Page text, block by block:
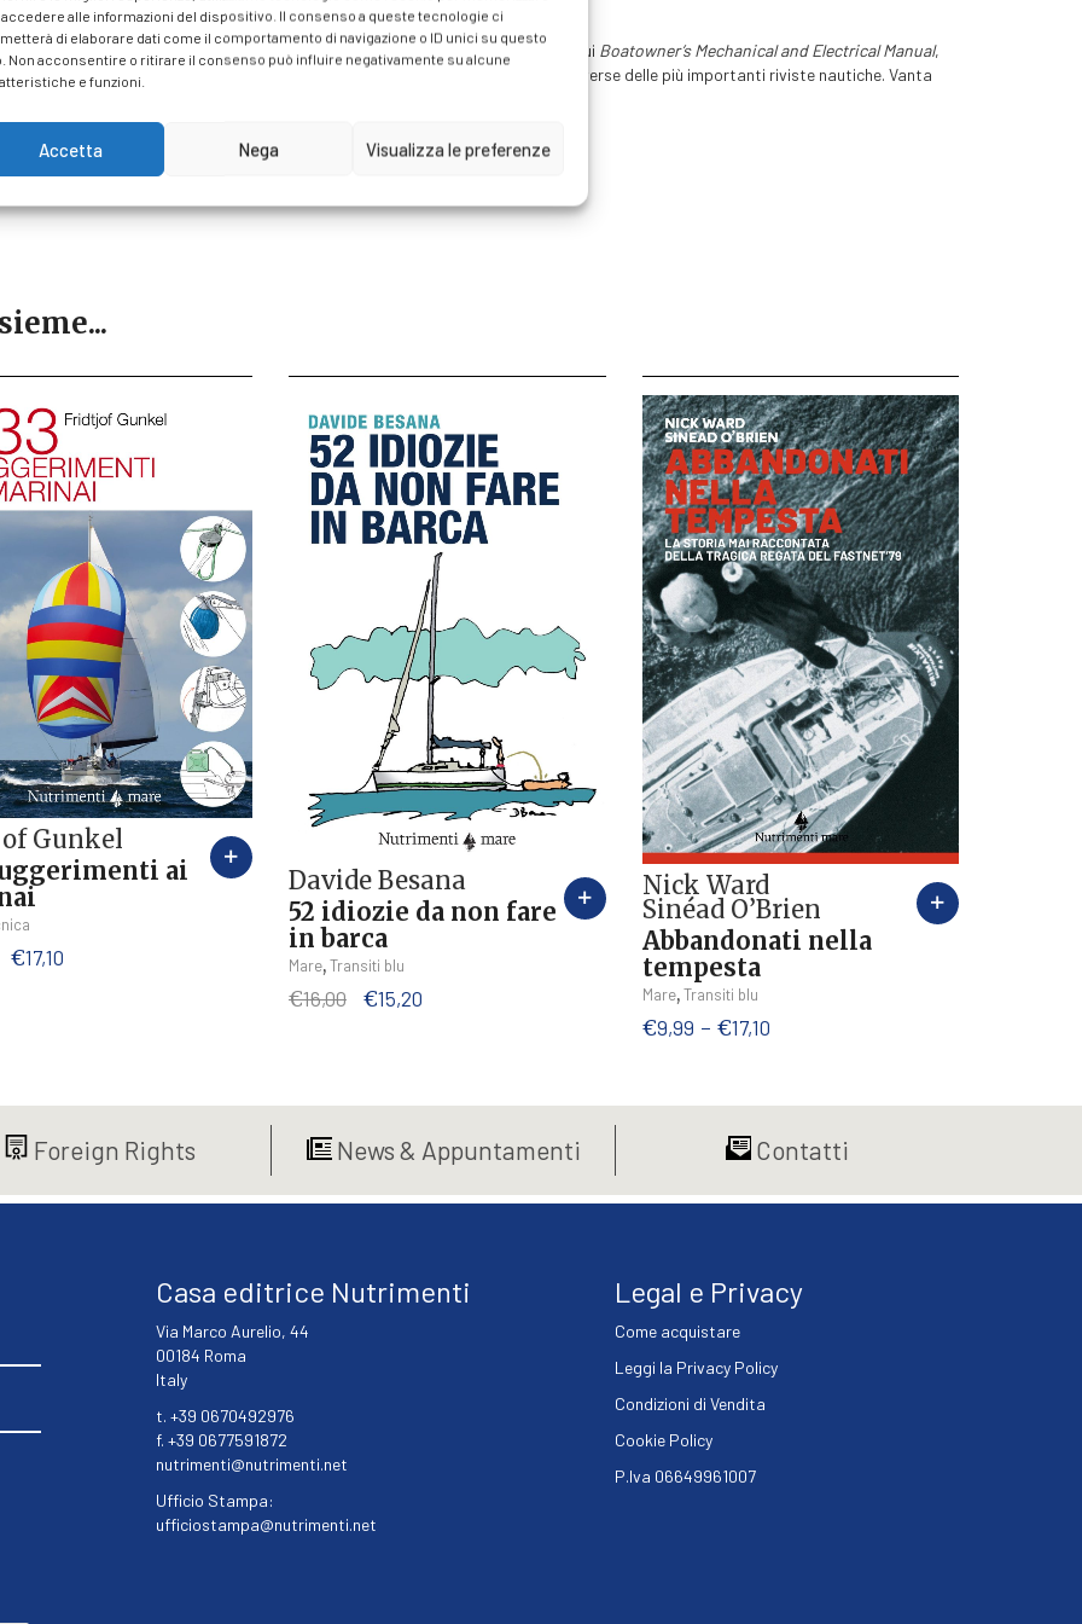
alle informazioni del dispositivo. Il consenso a queste tecnologie ci
di elaborare dati come il comportamento di navigazione o ID unici su questo
Non acconsentire o ritirare il consenso può influire negativamente su alcune
e funzioni.
Accetta Nega Visualizza le preferenze
autore di manualistica per la nautica del mondo. Ha scritto sei libri, fra cui Boatowner’s Mechanical and Electrical Manual,
best seller del settore negli Stati Uniti, e collabora stabilmente con diverse delle più importanti riviste nautiche. Vanta
Gunkel
ai
Il
€17,10Il
Davide Besana
52 idiozie da non fare
in barca
Mare,Transiti blu
€16,00
Il
€16,00.
€15,20
€15,20.
Nick Ward
Sinéad O’Brien
Abbandonati nella
tempesta
Mare,Transiti bluQuesto
prodotto
opzioni
essere
pagina
€9,99 - €17,10Fascia
da
a
Foreign Rights News & Appuntamenti Contatti
Casa editrice Nutrimenti
Via Marco Aurelio, 44
00184 Roma
Italy
t. +39 0670492976
f. +39 0677591872
nutrimenti@nutrimenti.net
Ufficio Stampa:
ufficiostampa@nutrimenti.net
Legal e Privacy
Come acquistare
Leggi la Privacy Policy
Condizioni di Vendita
Cookie Policy
P.Iva 06649961007